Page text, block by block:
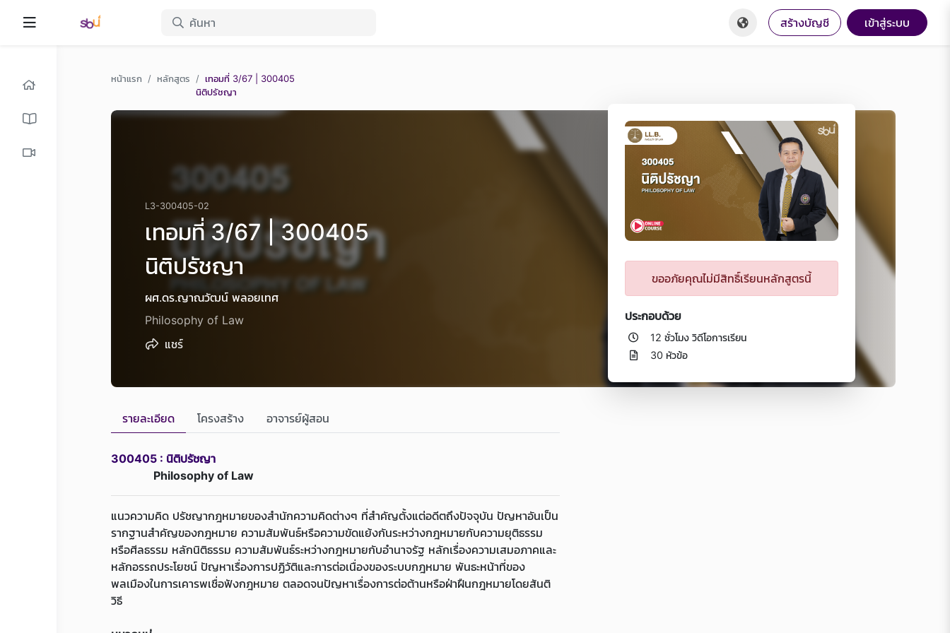
สร้างบัญชี เข้าสู่ระบบ
หน้าแรก หลักสูตร
เทอมที่ 3/67 | 300405
นิติปรัชญา
L3-300405-02
เทอมที่ 3/67 | 300405
นิติปรัชญา
ผศ.ดร.ญาณวัฒน์ พลอยเทศ
Philosophy of Law
แชร์
รายละเอียด โครงสร้าง อาจารย์ผู้สอน
300405 : นิติปรัชญา
Philosophy of Law
แนวความคิด ปรัชญากฎหมายของสำนักความคิดต่างๆ ที่สำคัญตั้งแต่อดีตถึงปัจจุบัน ปัญหาอันเป็น
รากฐานสำคัญของกฎหมาย ความสัมพันธ์หรือความขัดแย้งกันระหว่างกฎหมายกับความยุติธรรม
หรือศีลธรรม หลักนิติธรรม ความสัมพันธ์ระหว่างกฎหมายกับอำนาจรัฐ หลักเรื่องความเสมอภาคและ
หลักอรรถประโยชน์ ปัญหาเรื่องการปฏิวัติและการต่อเนื่องของระบบกฎหมาย พันธะหน้าที่ของ
พลเมืองในการเคารพเชื่อฟังกฎหมาย ตลอดจนปัญหาเรื่องการต่อต้านหรือฝ่าฝืนกฎหมายโดยสันติ
วิธี
ขออภัยคุณไม่มีสิทธิ์เรียนหลักสูตรนี้
ประกอบด้วย
12 ชั่วโมง วิดีโอการเรียน
30 หัวข้อ